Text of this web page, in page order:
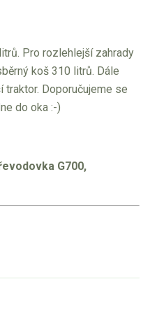
Pro rozlehlejší zahrady
koš 310 litrů. Dále
traktor. Doporučujeme se
do oka :-)
G700,